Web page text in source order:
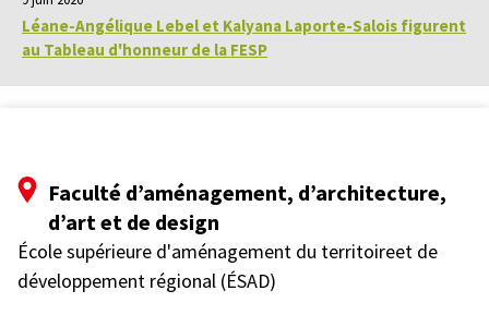
Léane-Angélique Lebel et Kalyana Laporte-Salois figurent
au Tableau d'honneur de la FESP
Faculté d’aménagement, d’architecture,
d’art et de design
École supérieure d'aménagement du territoireet de
développement régional (ÉSAD)